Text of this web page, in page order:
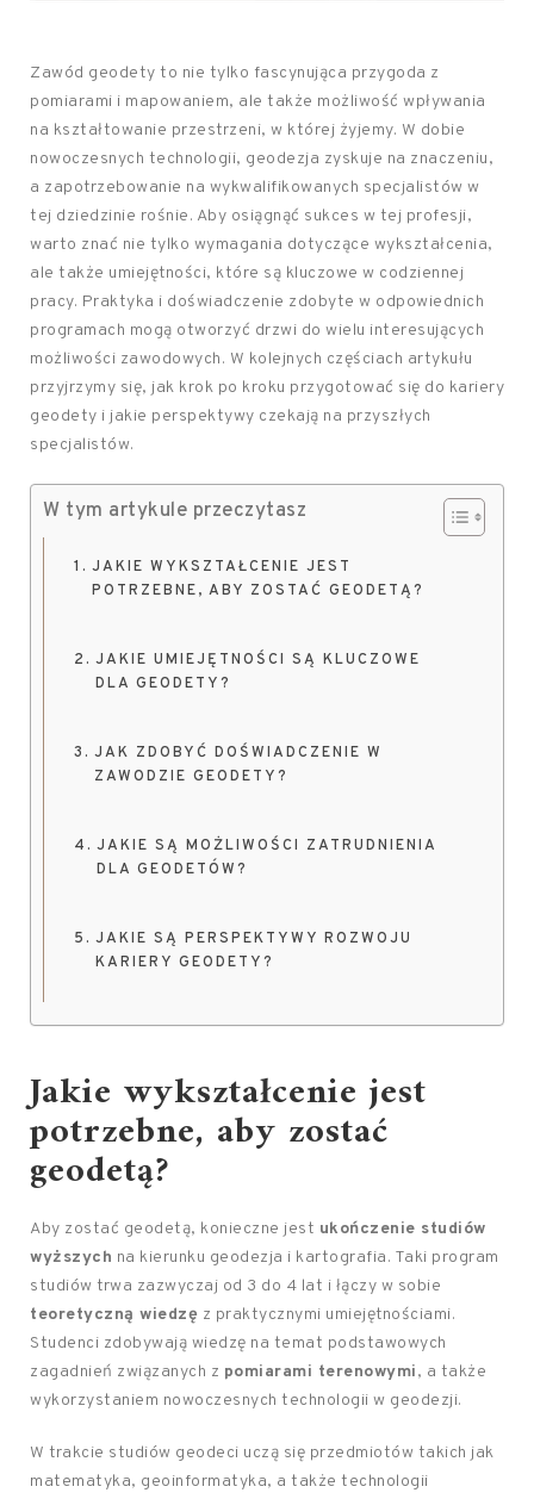
Zawód geodety to nie tylko fascynująca przygoda z
pomiarami i mapowaniem, ale także możliwość wpływania
na kształtowanie przestrzeni, w której żyjemy. W dobie
nowoczesnych technologii, geodezja zyskuje na znaczeniu,
a zapotrzebowanie na wykwalifikowanych specjalistów w
tej dziedzinie rośnie. Aby osiągnąć sukces w tej profesji,
warto znać nie tylko wymagania dotyczące wykształcenia,
ale także umiejętności, które są kluczowe w codziennej
pracy. Praktyka i doświadczenie zdobyte w odpowiednich
programach mogą otworzyć drzwi do wielu interesujących
możliwości zawodowych. W kolejnych częściach artykułu
przyjrzymy się, jak krok po kroku przygotować się do kariery
geodety i jakie perspektywy czekają na przyszłych
specjalistów.
W tym artykule przeczytasz
JAKIE WYKSZTAŁCENIE JEST
POTRZEBNE, ABY ZOSTAĆ GEODETĄ?
JAKIE UMIEJĘTNOŚCI SĄ KLUCZOWE
DLA GEODETY?
JAK ZDOBYĆ DOŚWIADCZENIE W
ZAWODZIE GEODETY?
JAKIE SĄ MOŻLIWOŚCI ZATRUDNIENIA
DLA GEODETÓW?
JAKIE SĄ PERSPEKTYWY ROZWOJU
KARIERY GEODETY?
Jakie wykształcenie jest
potrzebne, aby zostać
geodetą?
Aby zostać geodetą, konieczne jest ukończenie studiów
wyższych na kierunku geodezja i kartografia. Taki program
studiów trwa zazwyczaj od 3 do 4 lat i łączy w sobie
teoretyczną wiedzę z praktycznymi umiejętnościami.
Studenci zdobywają wiedzę na temat podstawowych
zagadnień związanych z pomiarami terenowymi, a także
wykorzystaniem nowoczesnych technologii w geodezji.
W trakcie studiów geodeci uczą się przedmiotów takich jak
matematyka, geoinformatyka, a także technologii